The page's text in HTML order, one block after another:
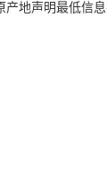
地声明最低信